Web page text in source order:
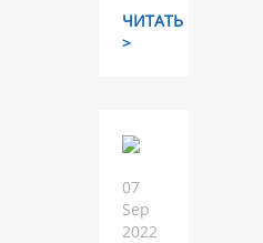
ЧИТАТЬ
>
07
Sep
2022